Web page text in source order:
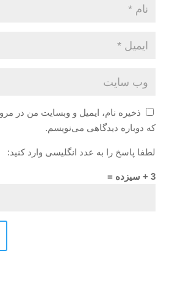
ذخیره نام، ایمیل و وبسایت من در
که دوباره دیدگاهی می‌نویسم.
لطفا پاسخ را به عدد انگلیسی وارد کنید:
3 + سیزده =